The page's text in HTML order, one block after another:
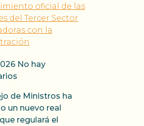
oficial de las
del Tercer Sector
con la
No hay
de Ministros ha
un nuevo real
regulará el